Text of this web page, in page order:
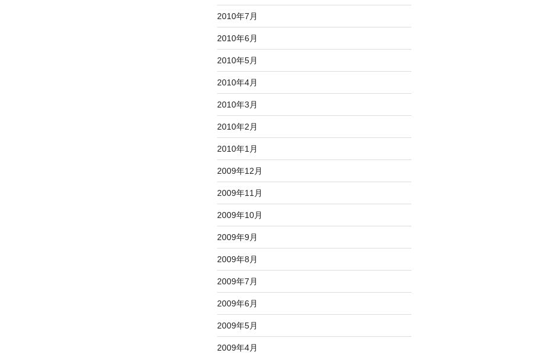
2010年7月
2010年6月
2010年5月
2010年4月
2010年3月
2010年2月
2010年1月
2009年12月
2009年11月
2009年10月
2009年9月
2009年8月
2009年7月
2009年6月
2009年5月
2009年4月